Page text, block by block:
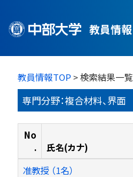
教員情報
教員情報TOP > 検索結果一覧
専門分野：複合材料、界面
No
.
氏名(カナ)
准教授 （1名）